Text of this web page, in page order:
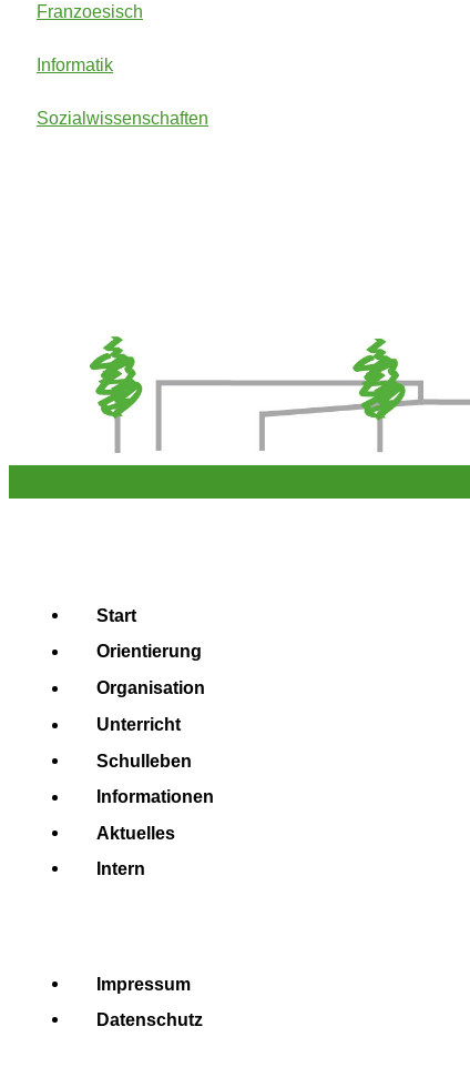
Franzoesisch
Informatik
Sozialwissenschaften
Start
Orientierung
Organisation
Unterricht
Schulleben
Informationen
Aktuelles
Intern
Impressum
Datenschutz